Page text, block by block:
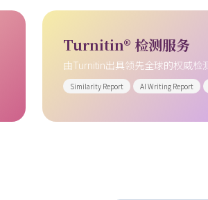
Turnitin® 检测服务
由Turnitin出具领先全球的权威检
Similarity Report AI Writing Report